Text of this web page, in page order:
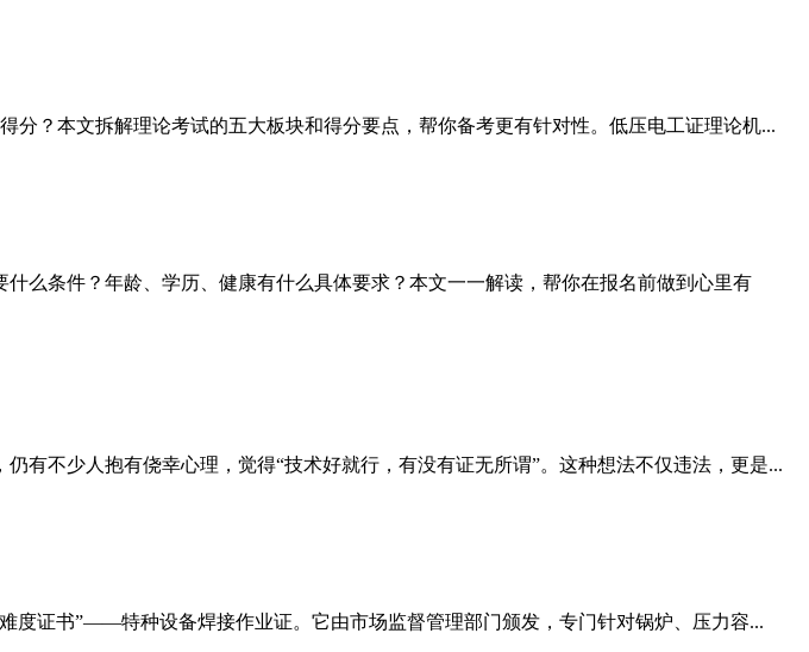
？本文拆解理论考试的五大板块和得分要点，帮你备考更有针对性。低压电工证理论机...
么条件？年龄、学历、健康有什么具体要求？本文一一解读，帮你在报名前做到心里有
有不少人抱有侥幸心理，觉得“技术好就行，有没有证无所谓”。这种想法不仅违法，更是...
度证书”——特种设备焊接作业证。它由市场监督管理部门颁发，专门针对锅炉、压力容...